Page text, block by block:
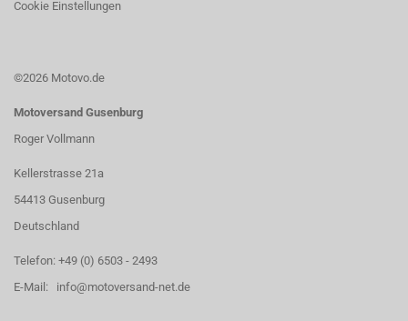
Cookie Einstellungen
©2026 Motovo.de
Motoversand Gusenburg
Roger Vollmann
Kellerstrasse 21a
54413 Gusenburg
Deutschland
Telefon: +49 (0) 6503 - 2493
E-Mail: info@motoversand-net.de